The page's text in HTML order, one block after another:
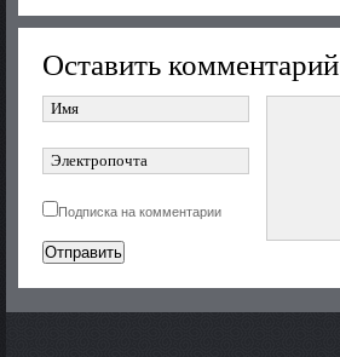
Оставить комментарий
Подписка на комментарии